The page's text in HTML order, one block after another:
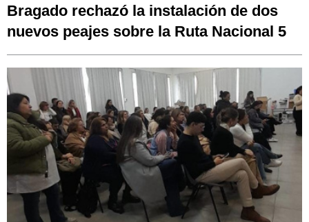
Bragado rechazó la instalación de dos
nuevos peajes sobre la Ruta Nacional 5